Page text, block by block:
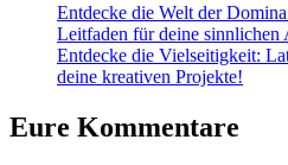
Entdecke die Welt der
Leitfaden für deine sinnlichen
Entdecke die Vielseitigkeit:
deine kreativen Projekte!
Eure Kommentare